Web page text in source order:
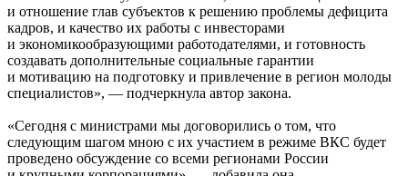
и отношение глав субъектов к решению проблемы дефицита
кадров, и качество их работы с инвесторами
и экономикообразующими работодателями, и готовность
создавать дополнительные социальные гарантии
и мотивацию на подготовку и привлечение в регион молоды
специалистов», — подчеркнула автор закона.
«Сегодня с министрами мы договорились о том, что
следующим шагом мною с их участием в режиме ВКС будет
проведено обсуждение со всеми регионами России